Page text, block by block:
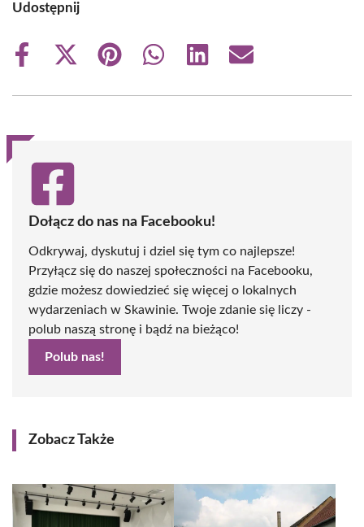
Udostępnij
Share
Share
(Twitter)
Share
Share
Share
Share
Dołącz do nas na Facebooku!
Odkrywaj, dyskutuj i dziel się tym co najlepsze!
Przyłącz się do naszej społeczności na Facebooku,
gdzie możesz dowiedzieć się więcej o lokalnych
wydarzeniach w Skawinie. Twoje zdanie się liczy -
polub naszą stronę i bądź na bieżąco!
Polub nas!
Zobacz Także